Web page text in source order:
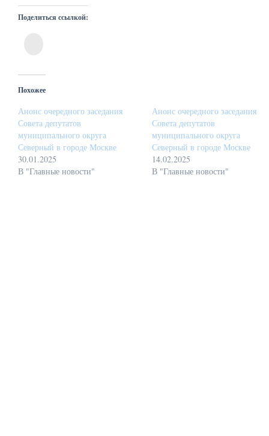
Поделиться ссылкой:
Похожее
Анонс очередного заседания
Совета депутатов
муниципального округа
Северный в городе Москве
30.01.2025
В "Главные новости"
Анонс очередного заседания
Совета депутатов
муниципального округа
Северный в городе Москве
14.02.2025
В "Главные новости"